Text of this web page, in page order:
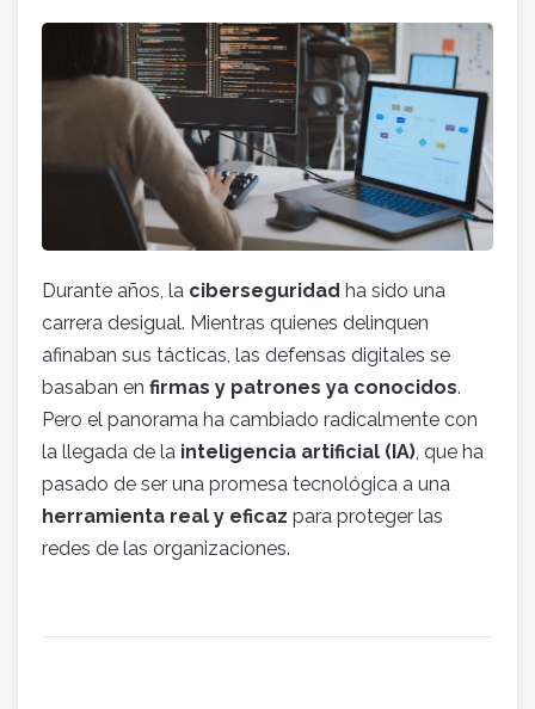
Durante años, la ciberseguridad ha sido una
carrera desigual. Mientras quienes delinquen
afinaban sus tácticas, las defensas digitales se
basaban en firmas y patrones ya conocidos.
Pero el panorama ha cambiado radicalmente con
la llegada de la inteligencia artificial (IA), que ha
pasado de ser una promesa tecnológica a una
herramienta real y eficaz para proteger las
redes de las organizaciones.